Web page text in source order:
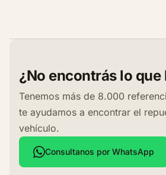
¿No encontrás lo que
Tenemos más de 8.000
te ayudamos a encontrar el
vehículo.
Consultanos por WhatsApp